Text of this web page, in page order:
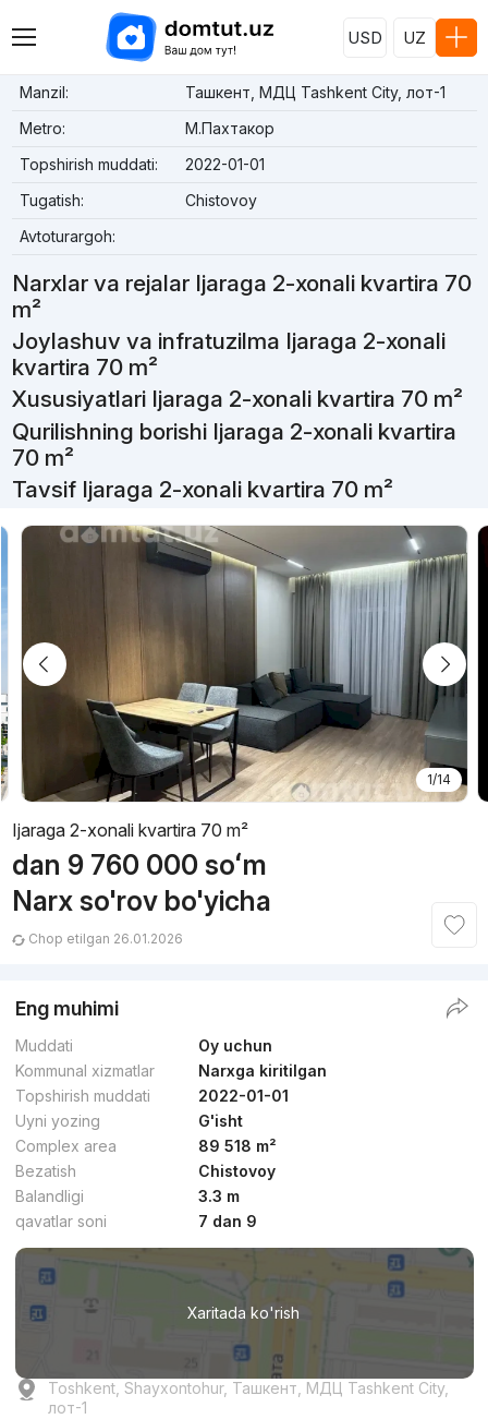
USD UZ
Manzil:
Ташкент, МДЦ Tashkent City, лот-1
Metro:
М.Пахтакор
Topshirish muddati:
2022-01-01
Tugatish:
Chistovoy
Avtoturargoh:
Narxlar va rejalar Ijaraga 2-xonali kvartira 70
m²
Joylashuv va infratuzilma Ijaraga 2-xonali
kvartira 70 m²
Xususiyatlari Ijaraga 2-xonali kvartira 70 m²
Qurilishning borishi Ijaraga 2-xonali kvartira
70 m²
Tavsif Ijaraga 2-xonali kvartira 70 m²
1/14
Ijaraga 2-xonali kvartira 70 m²
dan 9 760 000 soʻm
Narx so'rov bo'yicha
Chop etilgan 26.01.2026
Eng muhimi
Muddati
Oy uchun
Kommunal xizmatlar
Narxga kiritilgan
Topshirish muddati
2022-01-01
Uyni yozing
G'isht
Complex area
89 518 m²
Bezatish
Chistovoy
Balandligi
3.3 m
qavatlar soni
7 dan 9
Xaritada ko'rish
Toshkent, Shayxontohur, Ташкент, МДЦ Tashkent City,
лот-1